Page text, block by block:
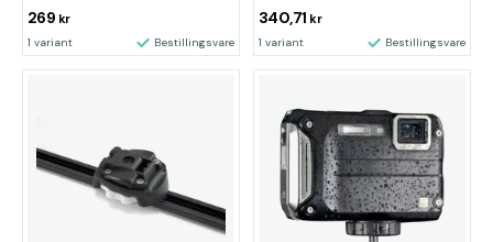
269 kr
1 variant Bestillingsvare
340,71 kr
1 variant Bestillingsvare